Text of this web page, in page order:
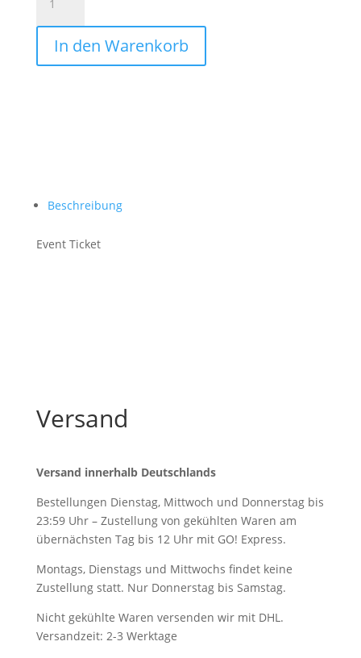
Professional
Meat
Tasting
2024/05/08
In den Warenkorb
Beschreibung
Event Ticket
Versand
Versand innerhalb Deutschlands
Bestellungen Dienstag, Mittwoch und Donnerstag bis
23:59 Uhr – Zustellung von gekühlten Waren am
übernächsten Tag bis 12 Uhr mit GO! Express.
Montags, Dienstags und Mittwochs findet keine
Zustellung statt. Nur Donnerstag bis Samstag.
Nicht gekühlte Waren versenden wir mit DHL.
Versandzeit: 2-3 Werktage